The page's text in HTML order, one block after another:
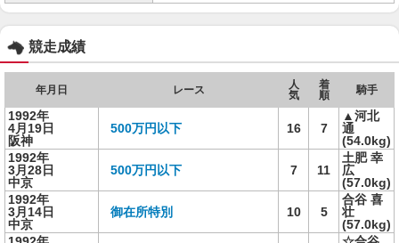
競走成績
年月日 レース
人
気
着
順
騎手
1992年
4月19日
阪神
500万円以下 16 7
▲河北
通
(54.0kg)
1992年
3月28日
中京
500万円以下 7 11
土肥 幸
広
(57.0kg)
1992年
3月14日
中京
御在所特別 10 5
合谷 喜
壮
(57.0kg)